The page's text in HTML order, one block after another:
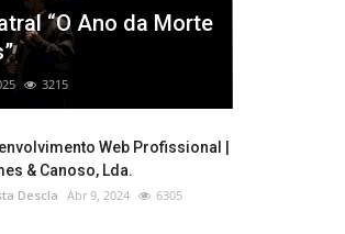
“O Ano da Morte
3215
Web Profissional |
& Canoso, Lda.
Descla Abr 9, 2024 6305